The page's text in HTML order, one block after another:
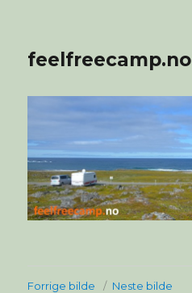
feelfreecamp.no
Forrige bilde Neste bilde